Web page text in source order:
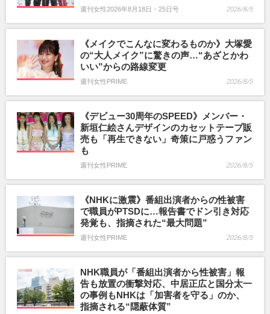
週刊女性2026年8月18日・25日号 2026/8/5
《メイクでこんなに変わるものか》大塚愛
の“大人メイク”に驚きの声…“あざとかわ
いい”からの路線変更
週刊女性PRIME 2026/8/5
《デビュー30周年のSPEED》メンバー・
新垣仁絵さんデザインのカセットテープ販
売も「再生できない」奇策に戸惑うファン
も
週刊女性PRIME 2026/8/5
《NHKに激震》番組出演者からの性被害
で職員がPTSDに…報告書でドン引き対応
発覚も、指摘された“最大問題”
週刊女性PRIME 2026/8/5
NHK職員が「番組出演者から性被害」報
告も放置の衝撃対応、中居正広と国分太一
の事例もNHKは「加害者を守る」のか、
指摘される“隠蔽体質”